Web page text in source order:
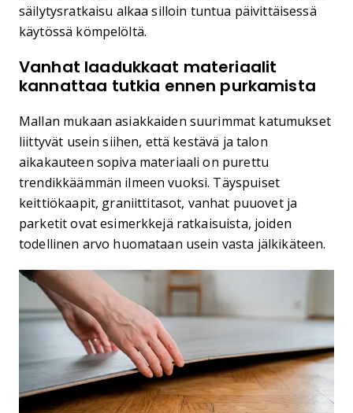
säilytysratkaisu alkaa silloin tuntua päivittäisessä
käytössä kömpelöltä.
Vanhat laadukkaat materiaalit
kannattaa tutkia ennen purkamista
Mallan mukaan asiakkaiden suurimmat katumukset
liittyvät usein siihen, että kestävä ja talon
aikakauteen sopiva materiaali on purettu
trendikkäämmän ilmeen vuoksi. Täyspuiset
keittiökaapit, graniittitasot, vanhat puuovet ja
parketit ovat esimerkkejä ratkaisuista, joiden
todellinen arvo huomataan usein vasta jälkikäteen.